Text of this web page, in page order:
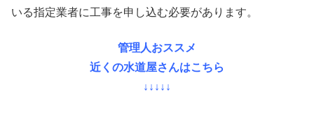
いる指定業者に工事を申し込む必要があります。
管理人おススメ
近くの水道屋さんはこちら
↓↓↓↓↓